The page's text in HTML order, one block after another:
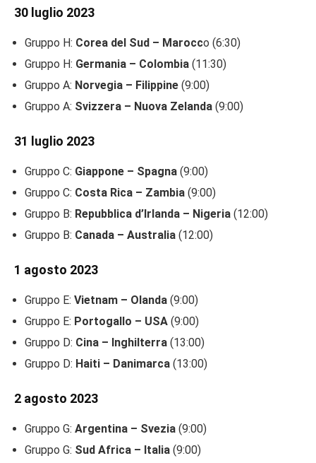
30 luglio 2023
Gruppo H: Corea del Sud – Marocco (6:30)
Gruppo H: Germania – Colombia (11:30)
Gruppo A: Norvegia – Filippine (9:00)
Gruppo A: Svizzera – Nuova Zelanda (9:00)
31 luglio 2023
Gruppo C: Giappone – Spagna (9:00)
Gruppo C: Costa Rica – Zambia (9:00)
Gruppo B: Repubblica d’Irlanda – Nigeria (12:00)
Gruppo B: Canada – Australia (12:00)
1 agosto 2023
Gruppo E: Vietnam – Olanda (9:00)
Gruppo E: Portogallo – USA (9:00)
Gruppo D: Cina – Inghilterra (13:00)
Gruppo D: Haiti – Danimarca (13:00)
2 agosto 2023
Gruppo G: Argentina – Svezia (9:00)
Gruppo G: Sud Africa – Italia (9:00)